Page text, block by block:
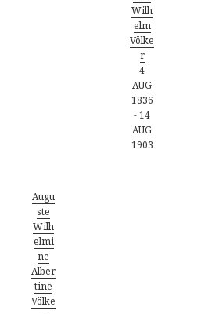
Wilh
elm
Völke
r
4
AUG
1836
-14
AUG
1903
Augu
ste
Wilh
elmi
ne
Alber
tine
Völke